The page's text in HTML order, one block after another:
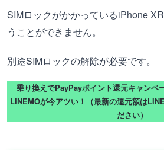
SIMロックがかかっているiPhone
うことができません。
別途SIMロックの解除が必要です。
乗り換えでPayPayポイント還元キャンペ
LINEMOが今アツい！（最新の還元額は
ださい）